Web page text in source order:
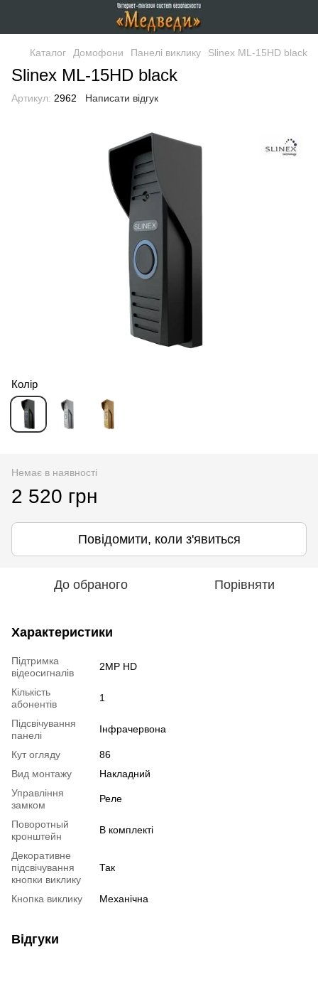
Каталог Домофони Панелі виклику Slinex ML-15HD black
Slinex ML-15HD black
Артикул: 2962 Написати відгук
Колір
Немає в наявності
2 520 грн
Повідомити, коли з'явиться
До обраного Порівняти
Характеристики
Підтримка
відеосигналів
2MP HD
Кількість
абонентів
1
Підсвічування
панелі
Інфрачервона
Кут огляду
86
Вид монтажу
Накладний
Управління
замком
Реле
Поворотный
кронштейн
В комплекті
Декоративне
підсвічування
кнопки виклику
Так
Кнопка виклику Механічна
Відгуки